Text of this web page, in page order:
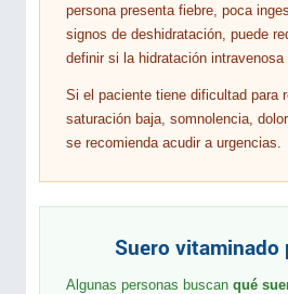
persona presenta fiebre, poca
signos de deshidratación, puede
definir si la hidratación intravenosa
Si el paciente tiene dificultad para
saturación baja, somnolencia,
se recomienda acudir a urgencias.
Suero vitaminado
Algunas personas buscan qué